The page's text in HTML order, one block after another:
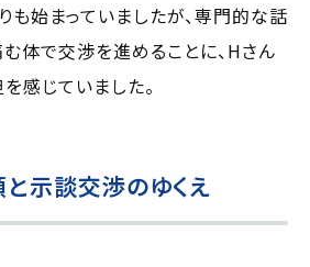
も始まっていましたが、専門的な話
む体で交渉を進めることに、Hさん
感じていました。
示談交渉のゆくえ